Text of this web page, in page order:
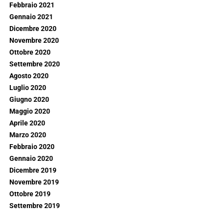
Febbraio 2021
Gennaio 2021
Dicembre 2020
Novembre 2020
Ottobre 2020
Settembre 2020
Agosto 2020
Luglio 2020
Giugno 2020
Maggio 2020
Aprile 2020
Marzo 2020
Febbraio 2020
Gennaio 2020
Dicembre 2019
Novembre 2019
Ottobre 2019
Settembre 2019